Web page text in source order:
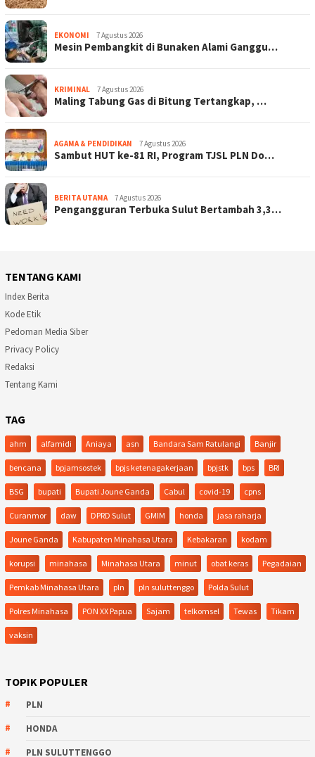
EKONOMI 7 Agustus 2026
Mesin Pembangkit di Bunaken Alami Ganggu…
KRIMINAL 7 Agustus 2026
Maling Tabung Gas di Bitung Tertangkap, …
AGAMA & PENDIDIKAN 7 Agustus 2026
Sambut HUT ke-81 RI, Program TJSL PLN Do…
BERITA UTAMA 7 Agustus 2026
Pengangguran Terbuka Sulut Bertambah 3,3…
TENTANG KAMI
Index Berita
Kode Etik
Pedoman Media Siber
Privacy Policy
Redaksi
Tentang Kami
TAG
ahm alfamidi Aniaya asn Bandara Sam Ratulangi Banjir
bencana bpjamsostek bpjs ketenagakerjaan bpjstk bps BRI
BSG bupati Bupati Joune Ganda Cabul covid-19 cpns
Curanmor daw DPRD Sulut GMIM honda jasa raharja
Joune Ganda Kabupaten Minahasa Utara Kebakaran kodam
korupsi minahasa Minahasa Utara minut obat keras Pegadaian
Pemkab Minahasa Utara pln pln suluttenggo Polda Sulut
Polres Minahasa PON XX Papua Sajam telkomsel Tewas Tikam
vaksin
TOPIK POPULER
PLN
HONDA
PLN SULUTTENGGO